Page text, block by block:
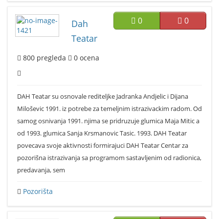
0 0
Dah
Teatar
800 pregleda 0 ocena
DAH Teatar su osnovale rediteljke Jadranka Andjelic i Dijana
Miloševic 1991. iz potrebe za temeljnim istrazivackim radom. Od
samog osnivanja 1991. njima se pridruzuje glumica Maja Mitic a
od 1993. glumica Sanja Krsmanovic Tasic. 1993. DAH Teatar
povecava svoje aktivnosti formirajuci DAH Teatar Centar za
pozorišna istrazivanja sa programom sastavljenim od radionica,
predavanja, sem
Pozorišta